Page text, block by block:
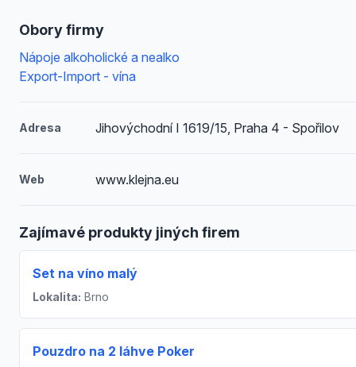
Obory firmy
Nápoje alkoholické a nealko
Export-Import - vína
Adresa Jihovýchodní I 1619/15, Praha 4 - Spořilov
Web www.klejna.eu
Zajímavé produkty jiných firem
Set na víno malý
Lokalita: Brno
Pouzdro na 2 láhve Poker